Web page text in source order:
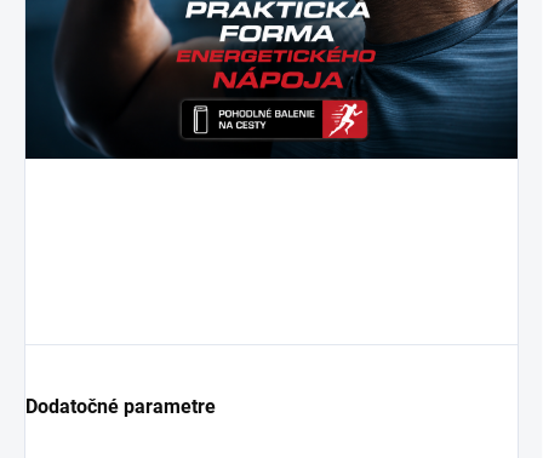
Dodatočné parametre